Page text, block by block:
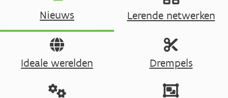
Nieuws Lerende netwerken
Ideale werelden Drempels